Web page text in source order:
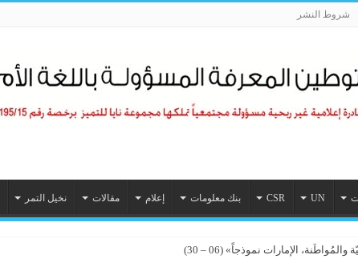
شروط النشر
UN
CSR بنك معلومات إعلام مقالات نخيل التمر
الإمارات نموذجاً» (06 – 30)